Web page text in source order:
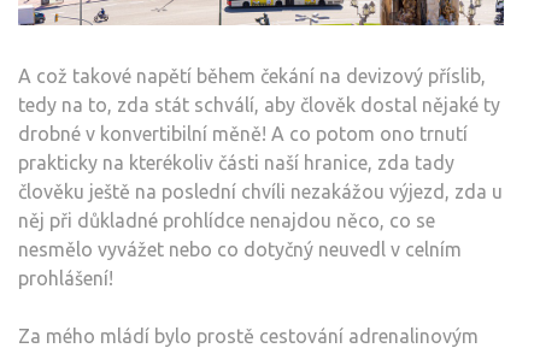
A což takové napětí během čekání na devizový příslib,
tedy na to, zda stát schválí, aby člověk dostal nějaké ty
drobné v konvertibilní měně! A co potom ono trnutí
prakticky na kterékoliv části naší hranice, zda tady
člověku ještě na poslední chvíli nezakážou výjezd, zda u
něj při důkladné prohlídce nenajdou něco, co se
nesmělo vyvážet nebo co dotyčný neuvedl v celním
prohlášení!
Za mého mládí bylo prostě cestování adrenalinovým